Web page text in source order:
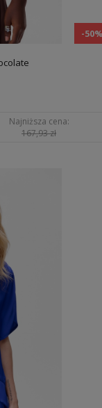
-
Najniższa cena:
167,93 zł